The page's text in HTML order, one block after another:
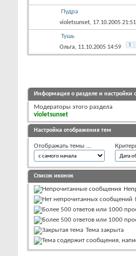
Пудра
violetsunset, 17.10.2005 21:51
Тушь
Ольга, 11.10.2005 14:59 1
Информация о разделе и настройки
Модераторы этого раздела
violetsunset
Настройка отображения тем
Отображать темы ...
Список иконок
Тема закрыта